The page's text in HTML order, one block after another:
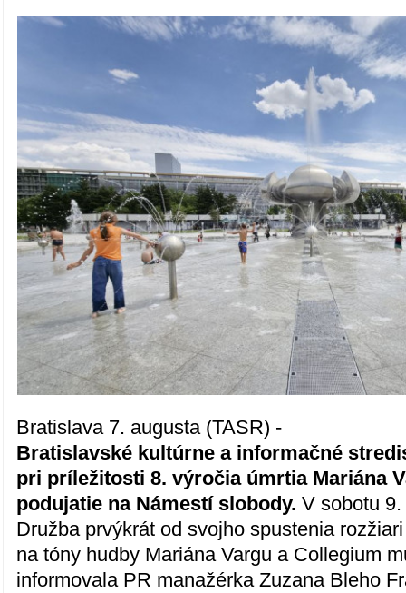
Bratislava 7. augusta (TASR) -
Bratislavské kultúrne a informačné
pri príležitosti 8. výročia úmrtia Mariána
podujatie na Námestí slobody. V sobotu
Družba prvýkrát od svojho spustenia
na tóny hudby Mariána Vargu a Collegium
informovala PR manažérka Zuzana Bleho